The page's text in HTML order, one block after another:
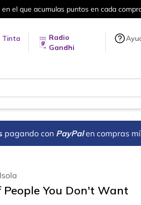
el que acumulas puntos en cada
Tinta
Radio
Gandhi
pagando con PayPal en compras
People You Don't Want